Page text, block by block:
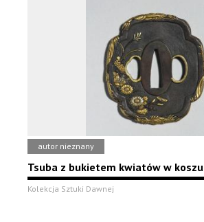
autor nieznany
Tsuba z bukietem kwiatów w koszu
Kolekcja Sztuki Dawnej